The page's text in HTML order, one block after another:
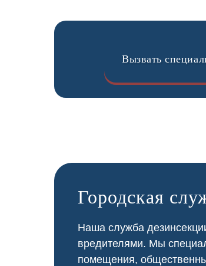
Вызвать
Городская
Наша служба
вредителями. Мы
помещения,